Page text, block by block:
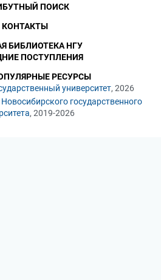
университет, 2026
государственного
, 2019-2026
ПОИСК
КОНТАКТЫ
БИБЛИОТЕКА НГУ
ПОСТУПЛЕНИЯ
РЕСУРСЫ